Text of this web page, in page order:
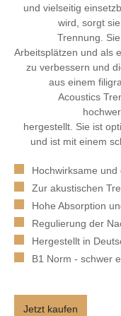
und vielseitig
wird, sorgt
Trennung.
Arbeitsplätzen und als
zu verbessern und
aus einem
Acoustics
hergestellt. Sie ist
und ist mit einem
Hochwirksame und
Zur akustischen
Hohe Absorption
Regulierung der
Hergestellt in
B1 Norm - schwer
Jetzt kaufen